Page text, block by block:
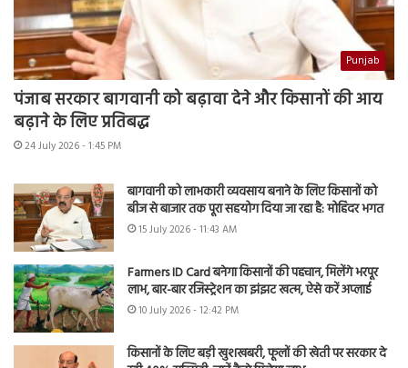
Punjab
पंजाब सरकार बागवानी को बढ़ावा देने और किसानों की आय
बढ़ाने के लिए प्रतिबद्ध
24 July 2026 - 1:45 PM
बागवानी को लाभकारी व्यवसाय बनाने के लिए किसानों को
बीज से बाजार तक पूरा सहयोग दिया जा रहा है: मोहिंदर भगत
15 July 2026 - 11:43 AM
Farmers ID Card बनेगा किसानों की पहचान, मिलेंगे भरपूर
लाभ, बार-बार रजिस्ट्रेशन का झंझट खत्म, ऐसे करें अप्लाई
10 July 2026 - 12:42 PM
किसानों के लिए बड़ी खुशखबरी, फूलों की खेती पर सरकार दे